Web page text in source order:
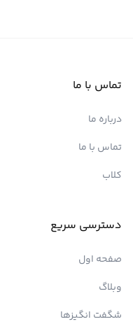
تماس با ما
درباره ما
تماس با ما
کلاب
دسترسی سریع
صفحه اول
وبلاگ
شگفت انگیزها